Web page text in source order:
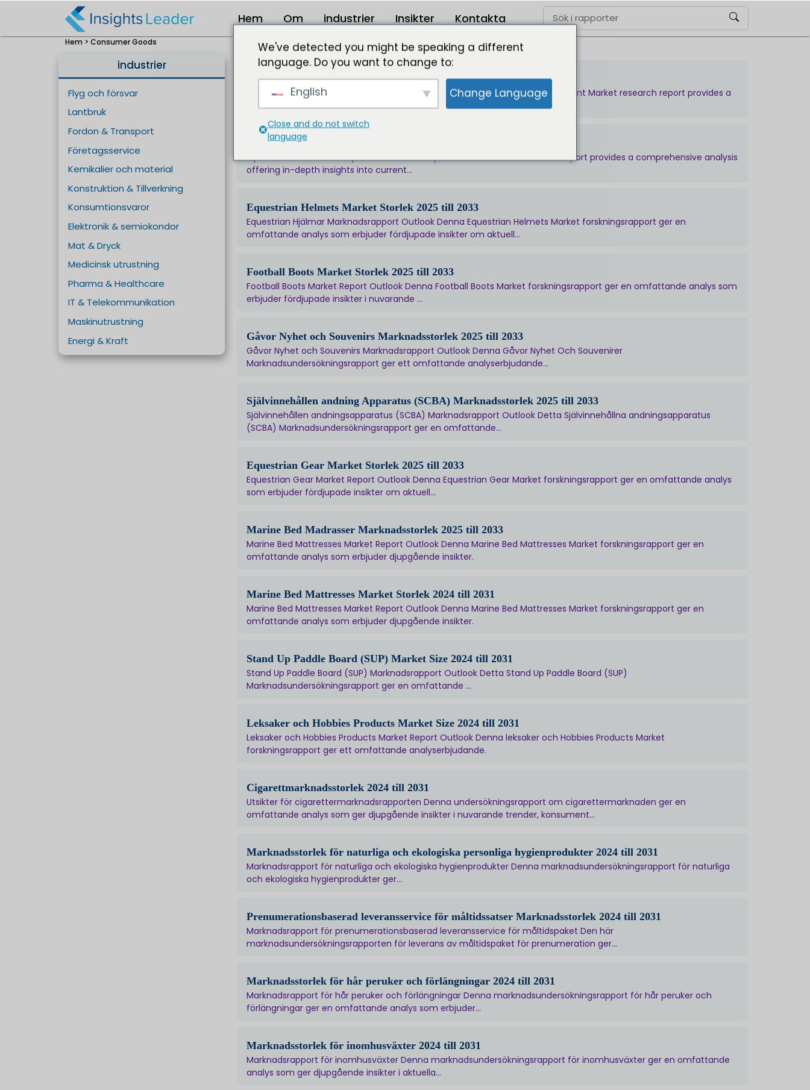
Hem Om industrier Insikter Kontakta
Hem > Consumer Goods
industrier
Flyg och försvar
Lantbruk
Fordon & Transport
Företagsservice
Kemikalier och material
Konstruktion & Tillverkning
Konsumtionsvaror
Elektronik & semiokondor
Mat & Dryck
Medicinsk utrustning
Pharma & Healthcare
IT & Telekommunikation
Maskinutrustning
Energi & Kraft
Golf Clubs And Equipment Market Size 2025 to 2033
Golf Clubs And Equipment Market Report Outlook This Golf Clubs And Equipment Market research report provides a
comprehensive analysis offering...
Optical Lenses Market Size 2025 to 2033
Optical Lenses Market Report Outlook This Optical Lenses Market research report provides a comprehensive analysis
offering in-depth insights into current...
Equestrian Helmets Market Storlek 2025 till 2033
Equestrian Hjälmar Marknadsrapport Outlook Denna Equestrian Helmets Market forskningsrapport ger en
omfattande analys som erbjuder fördjupade insikter om aktuell...
Football Boots Market Storlek 2025 till 2033
Football Boots Market Report Outlook Denna Football Boots Market forskningsrapport ger en omfattande analys som
erbjuder fördjupade insikter i nuvarande ...
Gåvor Nyhet och Souvenirs Marknadsstorlek 2025 till 2033
Gåvor Nyhet och Souvenirs Marknadsrapport Outlook Denna Gåvor Nyhet Och Souvenirer
Marknadsundersökningsrapport ger ett omfattande analyserbjudande...
Självinnehållen andning Apparatus (SCBA) Marknadsstorlek 2025 till 2033
Självinnehållen andningsapparatus (SCBA) Marknadsrapport Outlook Detta Självinnehållna andningsapparatus
(SCBA) Marknadsundersökningsrapport ger en omfattande...
Equestrian Gear Market Storlek 2025 till 2033
Equestrian Gear Market Report Outlook Denna Equestrian Gear Market forskningsrapport ger en omfattande analys
som erbjuder fördjupade insikter om aktuell...
Marine Bed Madrasser Marknadsstorlek 2025 till 2033
Marine Bed Mattresses Market Report Outlook Denna Marine Bed Mattresses Market forskningsrapport ger en
omfattande analys som erbjuder djupgående insikter.
Marine Bed Mattresses Market Storlek 2024 till 2031
Marine Bed Mattresses Market Report Outlook Denna Marine Bed Mattresses Market forskningsrapport ger en
omfattande analys som erbjuder djupgående insikter.
Stand Up Paddle Board (SUP) Market Size 2024 till 2031
Stand Up Paddle Board (SUP) Marknadsrapport Outlook Detta Stand Up Paddle Board (SUP)
Marknadsundersökningsrapport ger en omfattande ...
Leksaker och Hobbies Products Market Size 2024 till 2031
Leksaker och Hobbies Products Market Report Outlook Denna leksaker och Hobbies Products Market
forskningsrapport ger ett omfattande analyserbjudande.
Cigarettmarknadsstorlek 2024 till 2031
Utsikter för cigarettermarknadsrapporten Denna undersökningsrapport om cigarettermarknaden ger en
omfattande analys som ger djupgående insikter i nuvarande trender, konsument...
Marknadsstorlek för naturliga och ekologiska personliga hygienprodukter 2024 till 2031
Marknadsrapport för naturliga och ekologiska hygienprodukter Denna marknadsundersökningsrapport för naturliga
och ekologiska hygienprodukter ger...
Prenumerationsbaserad leveransservice för måltidssatser Marknadsstorlek 2024 till 2031
Marknadsrapport för prenumerationsbaserad leveransservice för måltidspaket Den här
marknadsundersökningsrapporten för leverans av måltidspaket för prenumeration ger...
Marknadsstorlek för hår peruker och förlängningar 2024 till 2031
Marknadsrapport för hår peruker och förlängningar Denna marknadsundersökningsrapport för hår peruker och
förlängningar ger en omfattande analys som erbjuder...
Marknadsstorlek för inomhusväxter 2024 till 2031
Marknadsrapport för inomhusväxter Denna marknadsundersökningsrapport för inomhusväxter ger en omfattande
analys som ger djupgående insikter i aktuella...
We've detected you might be speaking a different
language. Do you want to change to:
English Change Language
Close and do not switch
language